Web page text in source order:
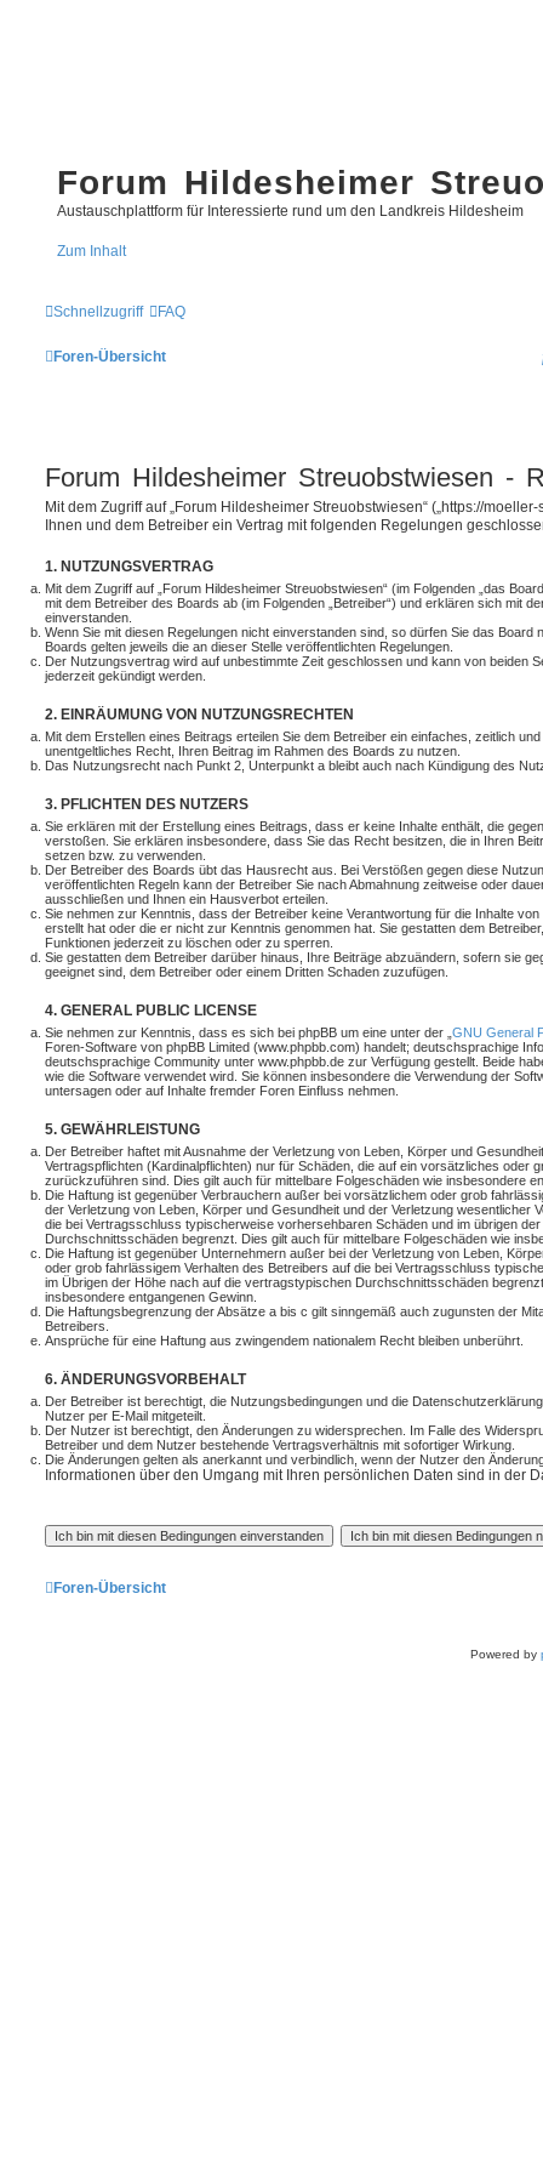
Forum Hildesheimer
Austauschplattform für Interessierte rund um den Landkreis Hildesheim
Zum Inhalt
Schnellzugriff FAQ
Foren-Übersicht
Forum Hildesheimer Streuobstwiesen -
Mit dem Zugriff auf „Forum Hildesheimer Streuobstwiesen“ („https://
Ihnen und dem Betreiber ein Vertrag mit folgenden Regelungen
1. NUTZUNGSVERTRAG
Mit dem Zugriff auf „Forum Hildesheimer Streuobstwiesen“ (im Folgenden „das
mit dem Betreiber des Boards ab (im Folgenden „Betreiber“) und erklären sich mit
einverstanden.
Wenn Sie mit diesen Regelungen nicht einverstanden sind, so dürfen Sie das Board
Boards gelten jeweils die an dieser Stelle veröffentlichten Regelungen.
Der Nutzungsvertrag wird auf unbestimmte Zeit geschlossen und kann von beiden
jederzeit gekündigt werden.
2. EINRÄUMUNG VON NUTZUNGSRECHTEN
Mit dem Erstellen eines Beitrags erteilen Sie dem Betreiber ein einfaches, zeitlich
unentgeltliches Recht, Ihren Beitrag im Rahmen des Boards zu nutzen.
Das Nutzungsrecht nach Punkt 2, Unterpunkt a bleibt auch nach Kündigung des
3. PFLICHTEN DES NUTZERS
Sie erklären mit der Erstellung eines Beitrags, dass er keine Inhalte enthält, die
verstoßen. Sie erklären insbesondere, dass Sie das Recht besitzen, die in Ihren
setzen bzw. zu verwenden.
Der Betreiber des Boards übt das Hausrecht aus. Bei Verstößen gegen diese
veröffentlichten Regeln kann der Betreiber Sie nach Abmahnung zeitweise oder
ausschließen und Ihnen ein Hausverbot erteilen.
Sie nehmen zur Kenntnis, dass der Betreiber keine Verantwortung für die Inhalte
erstellt hat oder die er nicht zur Kenntnis genommen hat. Sie gestatten dem
Funktionen jederzeit zu löschen oder zu sperren.
Sie gestatten dem Betreiber darüber hinaus, Ihre Beiträge abzuändern, sofern sie
geeignet sind, dem Betreiber oder einem Dritten Schaden zuzufügen.
4. GENERAL PUBLIC LICENSE
Sie nehmen zur Kenntnis, dass es sich bei phpBB um eine unter der „GNU General
Foren-Software von phpBB Limited (www.phpbb.com) handelt; deutschsprachige
deutschsprachige Community unter www.phpbb.de zur Verfügung gestellt. Beide
wie die Software verwendet wird. Sie können insbesondere die Verwendung der
untersagen oder auf Inhalte fremder Foren Einfluss nehmen.
5. GEWÄHRLEISTUNG
Der Betreiber haftet mit Ausnahme der Verletzung von Leben, Körper und
Vertragspflichten (Kardinalpflichten) nur für Schäden, die auf ein vorsätzliches oder
zurückzuführen sind. Dies gilt auch für mittelbare Folgeschäden wie insbesondere
Die Haftung ist gegenüber Verbrauchern außer bei vorsätzlichem oder grob
der Verletzung von Leben, Körper und Gesundheit und der Verletzung wesentlicher
die bei Vertragsschluss typischerweise vorhersehbaren Schäden und im übrigen
Durchschnittsschäden begrenzt. Dies gilt auch für mittelbare Folgeschäden wie
Die Haftung ist gegenüber Unternehmern außer bei der Verletzung von Leben,
oder grob fahrlässigem Verhalten des Betreibers auf die bei Vertragsschluss
im Übrigen der Höhe nach auf die vertragstypischen Durchschnittsschäden
insbesondere entgangenen Gewinn.
Die Haftungsbegrenzung der Absätze a bis c gilt sinngemäß auch zugunsten der
Betreibers.
Ansprüche für eine Haftung aus zwingendem nationalem Recht bleiben unberührt.
6. ÄNDERUNGSVORBEHALT
Der Betreiber ist berechtigt, die Nutzungsbedingungen und die
Nutzer per E-Mail mitgeteilt.
Der Nutzer ist berechtigt, den Änderungen zu widersprechen. Im Falle des
Betreiber und dem Nutzer bestehende Vertragsverhältnis mit sofortiger Wirkung.
Die Änderungen gelten als anerkannt und verbindlich, wenn der Nutzer den
Informationen über den Umgang mit Ihren persönlichen Daten sind in der
Foren-Übersicht
Powered by